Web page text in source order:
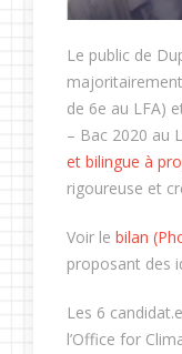
Le public de
de 6e au LFA)
– Bac 2020 au
et bilingue à
rigoureuse et
Voir le bilan
proposant des
Les 6
l’Office for